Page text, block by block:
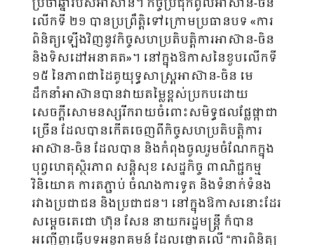
លើកទី ២១ បានប្រព្រឹត្តិទៅក្រោមប្រធានបទ «ការ
ពិនិត្យឡើងវិញនូវកិច្ចសហប្រតិបត្តិការអាស៊ាន-ចិន
និងទិសដៅអនាគត»។ នៅក្នុងឱកាសនៃខួបលើកទី
១៥ នៃភាពជាដៃគូយុទ្ធសាស្រ្តអាស៊ាន-ចិន មេ
ដឹកនាំអាស៊ានបានវាយតម្លៃខ្ពស់ប្រកបដោយ
សេចក្តីសោមនស្សរីករាយចំពោះសមិទ្ធផលផ្លែផ្កាជា
ច្រើន ដែលបានកើតចេញពីកិច្ចសហប្រតិបត្តិការ
អាស៊ាន-ចិន ដែលបាន និងកំពុងចូលរួមចំណែកក្នុង
បុព្វហេតុស្ថិរភាព សន្តិសុខ សេដ្ឋកិច្ច ពាណិជ្ជកម្ម
វិនិយោគ ការតភ្ជាប់ ចំណងការទូត និងទំនាក់ទំនង
រវាងប្រជាជន និងប្រជាជន។ នៅក្នុងឱកាសនោះដែរ
សម្តេចតេជោ ហ៊ុន សែន នាយករដ្ឋមន្រ្តី ក៏បាន
អញ្ជើញធ្វើបទអន្តរាគមន៍ ដែលផ្តោតលើ “ការពិនិត្យ